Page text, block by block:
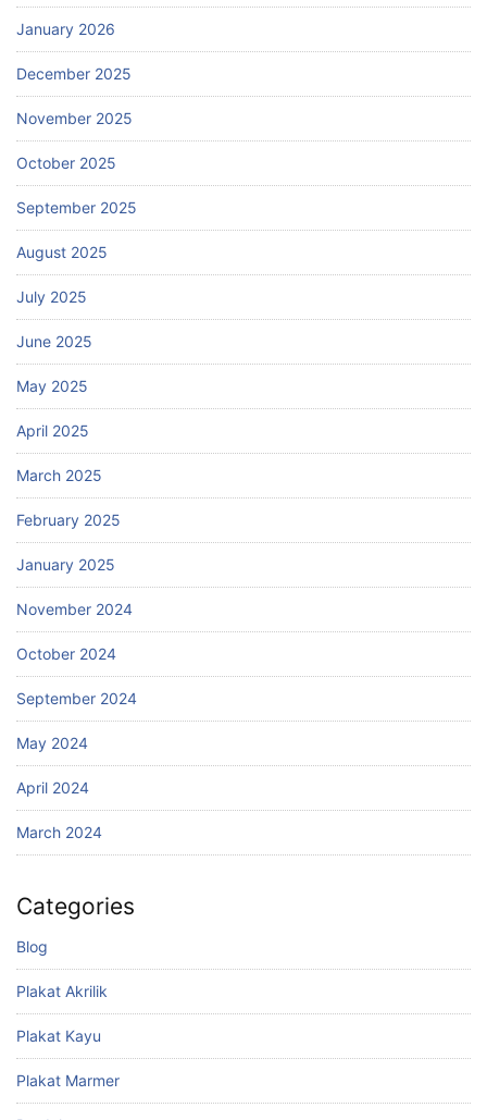
January 2026
December 2025
November 2025
October 2025
September 2025
August 2025
July 2025
June 2025
May 2025
April 2025
March 2025
February 2025
January 2025
November 2024
October 2024
September 2024
May 2024
April 2024
March 2024
Categories
Blog
Plakat Akrilik
Plakat Kayu
Plakat Marmer